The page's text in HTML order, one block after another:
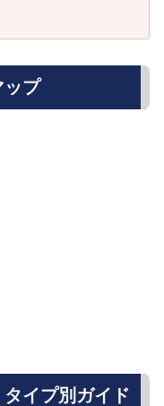
ップ
イプ別ガイド